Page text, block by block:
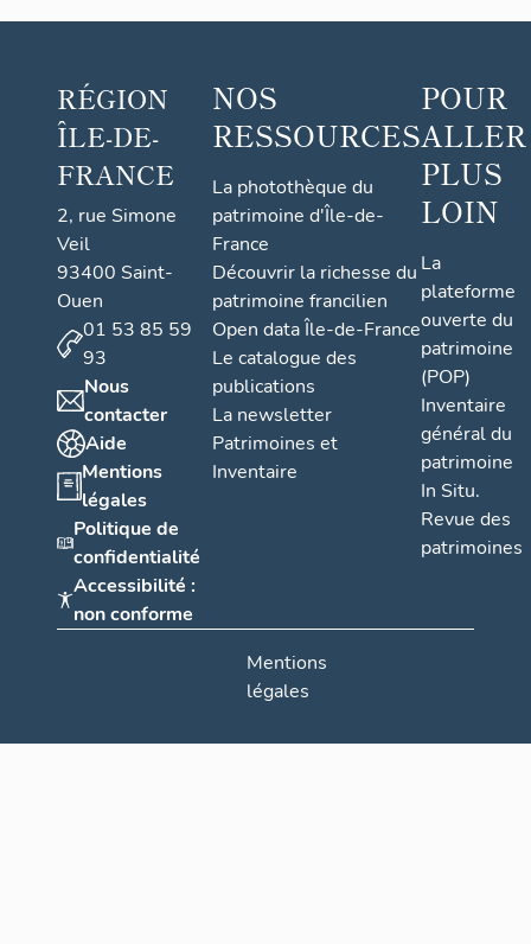
RÉGION
ÎLE-DE-
FRANCE
2, rue Simone
Veil
93400 Saint-
Ouen
01 53 85 59
93
Nous
contacter
Aide
Mentions
légales
Politique de
confidentialité
Accessibilité :
non conforme
NOS
RESSOURCES
La photothèque du
patrimoine d'Île-de-
France
Découvrir la richesse du
patrimoine francilien
Open data Île-de-France
Le catalogue des
publications
La newsletter
Patrimoines et
Inventaire
POUR
ALLER
PLUS
LOIN
La
plateforme
ouverte du
patrimoine
(POP)
Inventaire
général du
patrimoine
In Situ.
Revue des
patrimoines
Mentions
légales